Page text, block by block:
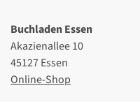
Buchladen Essen
Akazienallee 10
45127 Essen
Online-Shop